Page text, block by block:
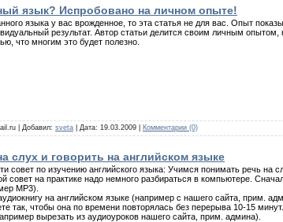
язык? Испробовано на личном опыте!
языка у вас врожденное, то эта статья не для вас. Опыт
результат. Автор статьи делится своим личным
что многим это будет полезно.
| Добавил: sveta | Дата: 19.03.2009 Комментарии (0)
слух и говорить на английском языке
совет по изучению английского языка: Учимся понимать речь на
совет на практике надо немного разбираться в компьютере.
MP3).
на английском языке (например с нашего сайта, прим.
так, чтобы она по времени повторялась без перерыва 10-15
вырезать из аудиоуроков нашего сайта, прим. админа).